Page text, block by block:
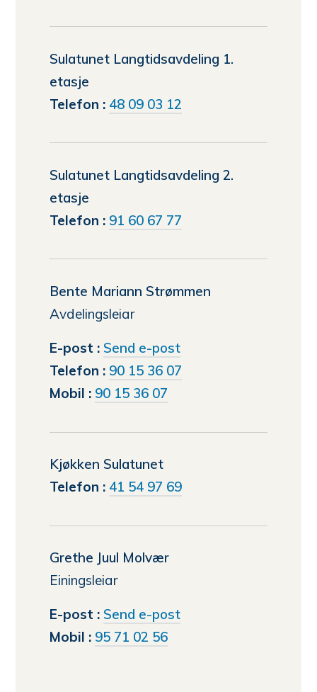
Bjørnevik
Sulatunet Langtidsavdeling 1.
etasje
Telefon
48 09 03 12
Sulatunet Langtidsavdeling 2.
etasje
Telefon
91 60 67 77
Bente Mariann Strømmen
Avdelingsleiar
E-post
Send e-posttil
Bente
Telefon
90 15 36 07
Mobil
90 15 36 07
Kjøkken Sulatunet
Telefon
41 54 97 69
Grethe Juul Molvær
Einingsleiar
E-post
Send e-posttil
Mobil 95 71 02 56